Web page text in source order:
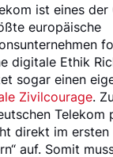
ist eines
europäische
digitale Ethik
sogar einen
Zivilcourage.
Telekom
direkt im ersten
auf. Somit